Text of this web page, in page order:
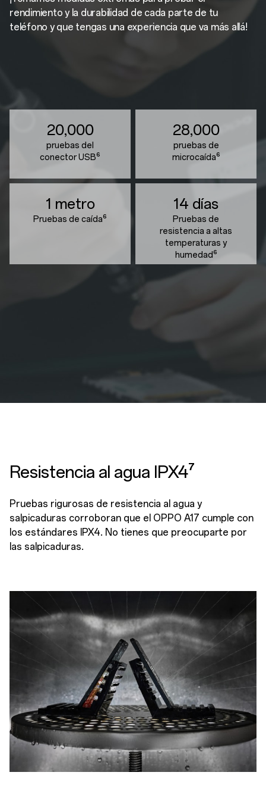
rendimiento y la durabilidad de cada parte de tu
teléfono y que tengas una experiencia que va más allá!
20,000
pruebas del
conector USB⁶
28,000
pruebas de
microcaída⁶
1 metro
Pruebas de caída⁶
14 días
Pruebas de
resistencia a altas
temperaturas y
humedad⁶
Resistencia al agua IPX4⁷
Pruebas rigurosas de resistencia al agua y
salpicaduras corroboran que el OPPO A17 cumple con
los estándares IPX4. No tienes que preocuparte por
las salpicaduras.